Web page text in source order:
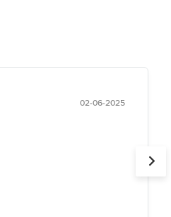
02-06-2025